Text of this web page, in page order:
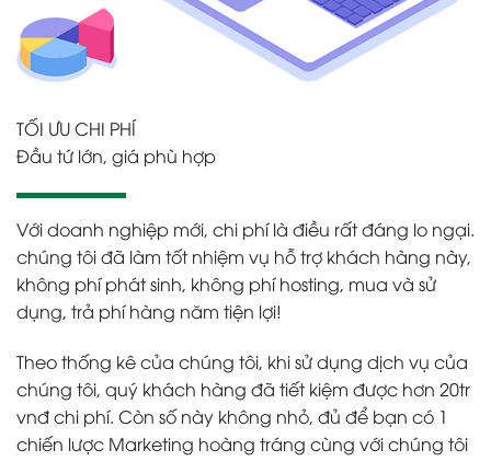
TỐI ƯU CHI PHÍ
Đầu tứ lớn, giá phù hợp
Với doanh nghiệp mới, chi phí là điều rất đáng lo ngại.
chúng tôi đã làm tốt nhiệm vụ hỗ trợ khách hàng này,
không phí phát sinh, không phí hosting, mua và sử
dụng, trả phí hàng năm tiện lợi!
Theo thống kê của chúng tôi, khi sử dụng dịch vụ của
chúng tôi, quý khách hàng đã tiết kiệm được hơn 20tr
vnđ chi phí. Còn số này không nhỏ, đủ để bạn có 1
chiến lược Marketing hoàng tráng cùng với chúng tôi